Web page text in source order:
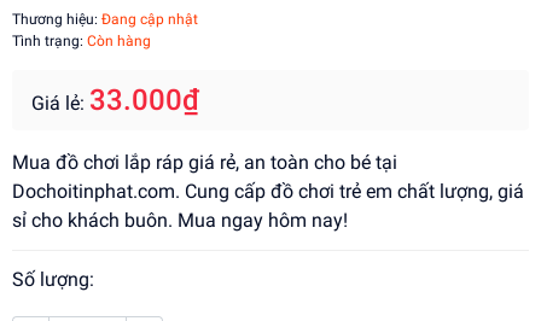
Thương hiệu: Đang cập nhật
Tình trạng: Còn hàng
Giá lẻ: 33.000₫
Mua đồ chơi lắp ráp giá rẻ, an toàn cho bé tại
Dochoitinphat.com. Cung cấp đồ chơi trẻ em chất lượng, giá
sỉ cho khách buôn. Mua ngay hôm nay!
Số lượng: